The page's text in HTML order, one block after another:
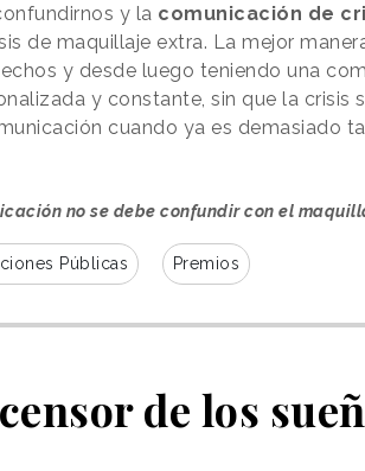
y la comunicación de
de maquillaje extra. La mejor
y desde luego teniendo una
y constante, sin que la crisis
cuando ya es demasiado
no se debe confundir con el
Públicas Premios
de los